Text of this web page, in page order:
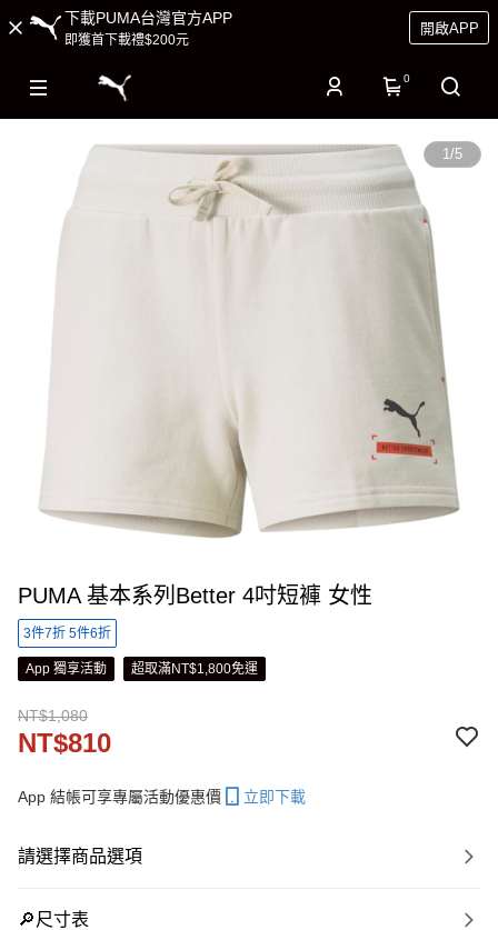
下載PUMA台灣官方APP
即獲首下載禮$200元
開啟APP
0
1/5
PUMA 基本系列Better 4吋短褲 女性
3件7折 5件6折
App 獨享活動 超取滿NT$1,800免運
NT$1,080
NT$810
App 結帳可享專屬活動優惠價 立即下載
請選擇商品選項
🔎尺寸表